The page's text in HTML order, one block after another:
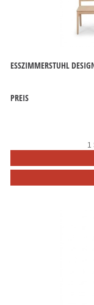
ESSZIMMERSTUHL
PREIS
1